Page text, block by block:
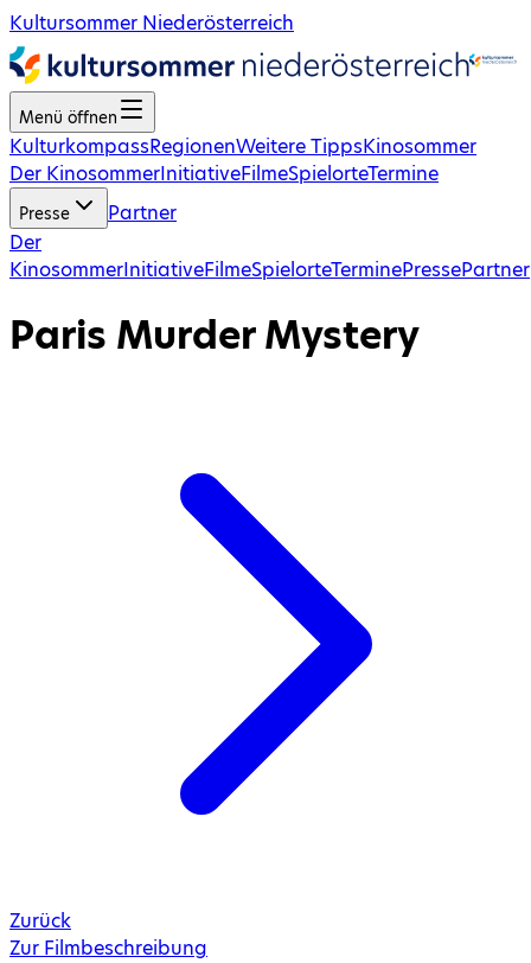
Kultursommer Niederösterreich
Menü öffnen
KulturkompassRegionenWeitere TippsKinosommer
Der KinosommerInitiativeFilmeSpielorteTermine
Presse
Partner
Der
KinosommerInitiativeFilmeSpielorteTerminePressePartner
Paris Murder Mystery
Zurück
Zur Filmbeschreibung